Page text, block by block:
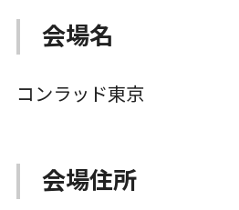
会場名
コンラッド東京
会場住所